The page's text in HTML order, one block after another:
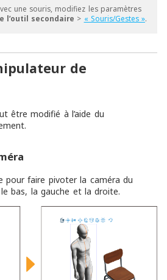
une souris, modifiez les paramètres
l’outil secondaire > « Souris/Gestes ».
de
être modifié à l’aide du
pour faire pivoter la caméra du
bas, la gauche et la droite.